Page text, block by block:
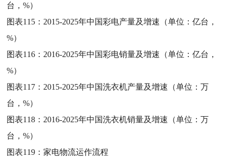
台，%）
图表115： 2015-2025年中国彩电产量及增速（单位：亿台，
%）
图表116： 2016-2025年中国彩电销量及增速（单位：亿台，
%）
图表117： 2015-2025年中国洗衣机产量及增速（单位：万
台，%）
图表118： 2016-2025年中国洗衣机销量及增速（单位：万
台，%）
图表119：家电物流运作流程